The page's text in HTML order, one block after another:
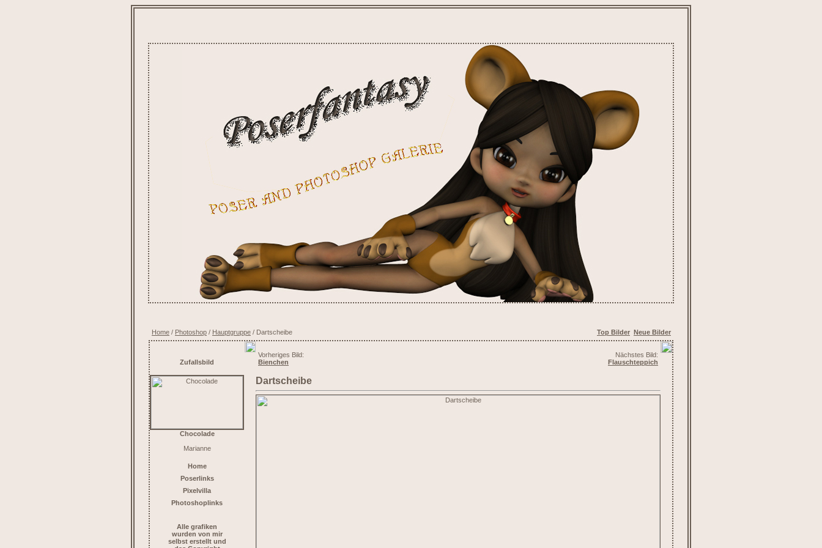
Home / Photoshop / Hauptgruppe / Dartscheibe Top Bilder Neue Bilder
Zufallsbild
Chocolade
Marianne
Home
Poserlinks
Pixelvilla
Photoshoplinks
Alle grafiken
wurden von mir
selbst erstellt und
Vorheriges Bild:
Bienchen
Nächstes Bild:
Flauschteppich
Dartscheibe